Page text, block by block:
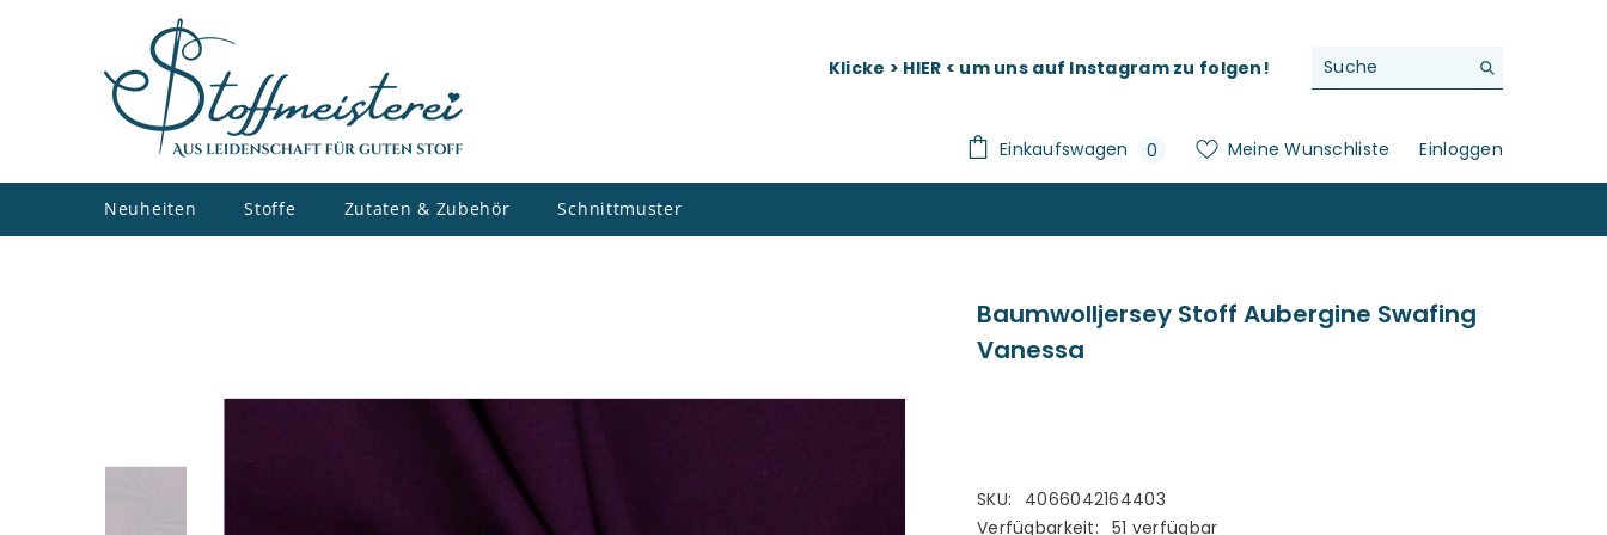
Klicke > HIER < um uns auf Instagram zu folgen!
Einkaufswagen 00
Meine Wunschliste Einloggen
Neuheiten Stoffe Zutaten & Zubehör Schnittmuster
Baumwolljersey Stoff Aubergine Swafing
Vanessa
SKU:
4066042164403
Verfügbarkeit: 51 verfügbar